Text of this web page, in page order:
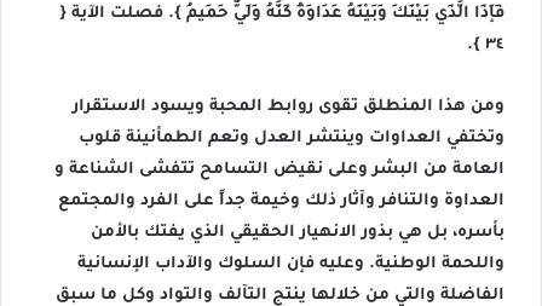
فَإِذَا الَّذِي بَيْنَكَ وَبَيْنَهُ عَدَاوَةُ كَنَّهُ وَلِيٌّ حَمِيمُ }. فصلت الآية {
٣٤ }.
ومن هذا المنطلق تقوى روابط المحبة ويسود الاستقرار
وتختفي العداوات وينتشر العدل وتعم الطمأنينة قلوب
العامة من البشر وعلى نقيض التسامح تتفشى الشناعة و
العداوة والتنافر وآثار ذلك وخيمة جداً على الفرد والمجتمع
بأسره، بل هي بذور الانهيار الحقيقي الذي يفتك بالأمن
واللحمة الوطنية. وعليه فإن السلوك والآداب الإنسانية
الفاضلة والتي من خلالها ينتج التآلف والتواد وكل ما سبق